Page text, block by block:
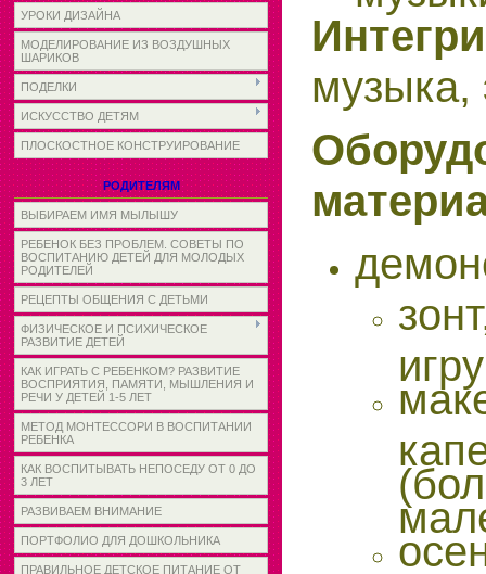
УРОКИ ДИЗАЙНА
МОДЕЛИРОВАНИЕ ИЗ ВОЗДУШНЫХ
ШАРИКОВ
ПОДЕЛКИ
ИСКУССТВО ДЕТЯМ
ПЛОСКОСТНОЕ КОНСТРУИРОВАНИЕ
РОДИТЕЛЯМ
ВЫБИРАЕМ ИМЯ МЫЛЫШУ
РЕБЕНОК БЕЗ ПРОБЛЕМ. СОВЕТЫ ПО
ВОСПИТАНИЮ ДЕТЕЙ ДЛЯ МОЛОДЫХ
РОДИТЕЛЕЙ
РЕЦЕПТЫ ОБЩЕНИЯ С ДЕТЬМИ
ФИЗИЧЕСКОЕ И ПСИХИЧЕСКОЕ
РАЗВИТИЕ ДЕТЕЙ
КАК ИГРАТЬ С РЕБЕНКОМ? РАЗВИТИЕ
ВОСПРИЯТИЯ, ПАМЯТИ, МЫШЛЕНИЯ И
РЕЧИ У ДЕТЕЙ 1-5 ЛЕТ
МЕТОД МОНТЕССОРИ В ВОСПИТАНИИ
РЕБЕНКА
КАК ВОСПИТЫВАТЬ НЕПОСЕДУ ОТ 0 ДО
3 ЛЕТ
РАЗВИВАЕМ ВНИМАНИЕ
ПОРТФОЛИО ДЛЯ ДОШКОЛЬНИКА
ПРАВИЛЬНОЕ ДЕТСКОЕ ПИТАНИЕ ОТ
музыка,